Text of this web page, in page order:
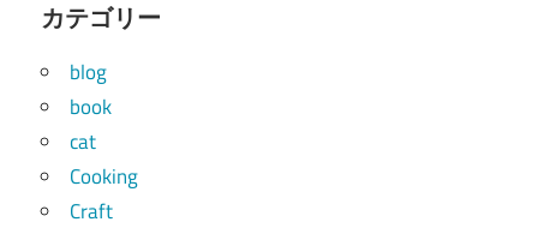
カテゴリー
blog
book
cat
Cooking
Craft